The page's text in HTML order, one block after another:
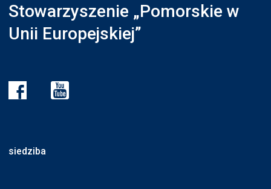
Stowarzyszenie „Pomorskie w
Unii Europejskiej”
siedziba